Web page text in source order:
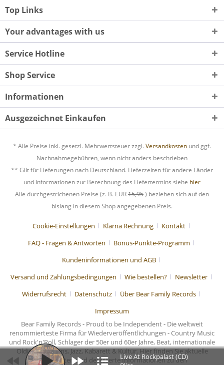
Top Links
Your advantages with us
Service Hotline
Shop Service
Informationen
Ausgezeichnet Einkaufen
* Alle Preise inkl. gesetzl. Mehrwertsteuer zzgl. Versandkosten und ggf.
Nachnahmegebühren, wenn nicht anders beschrieben
** Gilt für Lieferungen nach Deutschland. Lieferzeiten für andere Länder
und Informationen zur Berechnung des Liefertermins siehe hier
Alle durchgestrichenen Preise (z. B. EUR15,95) beziehen sich auf den
bislang in diesem Shop angegebenen Preis.
Cookie-Einstellungen Klarna Rechnung
Kontakt
FAQ - Fragen & Antworten
Bonus-Punkte-Programm
Kundeninformationen und AGB
Versand und Zahlungsbedingungen
Wie bestellen?
Newsletter
Widerrufsrecht
Datenschutz
Über Bear Family Records
Impressum
Bear Family Records - Proud to be Independent - Die weltweit
renommierteste Firma für Wiederveröffentlichungen - Country Music
und Rock'n'Roll, Schlager der 50er und 60er Jahre, Beat, internationale
Oldies, Chansons, Jazz, Kabarett & Kultur. Hier finden Sie aktuelle
Nachrichten und detaillierte Informationen zu den
Live At Rockpalast (CD)